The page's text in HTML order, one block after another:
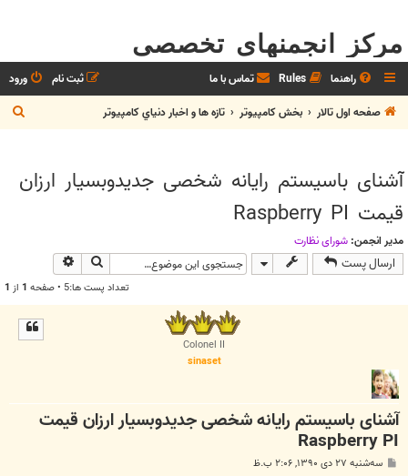
مرکز انجمنهای تخصصی
راهنما Rules تماس با ما ورود
ثبت نام
صفحه اول تالار
بخش كامپيوتر تازه ها و اخبار دنياي کامپيوتر
س
آشنای باسیستم رایانه شخصی جدیدوبسیار ارزان
قیمت Raspberry PI
مدیر انجمن: شوراي نظارت
ارسال پست جستجو
تعداد پست ها:5 • صفحه 1 از 1
Colonel II
sinaset
آشنای باسیستم رایانه شخصی جدیدوبسیار ارزان قیمت
Raspberry PI
سه‌شنبه ۲۷ دی ۱۳۹۰, ۲:۰۶ ب.ظ